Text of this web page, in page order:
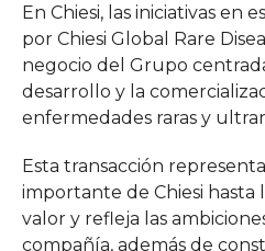
En Chiesi, las iniciativas en
por Chiesi Global Rare
negocio del Grupo
desarrollo y la
enfermedades raras y
Esta transacción
importante de Chiesi hasta
valor y refleja las
compañía, además de